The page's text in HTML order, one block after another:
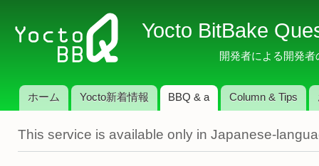
イ
コ
テ
ツ
に
Yocto BitBake
開発者による開発
メインメニュー
ホーム Yocto新着情報 BBQ & a Column & Tips
This service is available only in Japanese-